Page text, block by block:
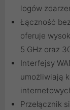
logów
Łączność
oferuje
5 GHz oraz
Interfejsy
umożliwiają
Przełącznik